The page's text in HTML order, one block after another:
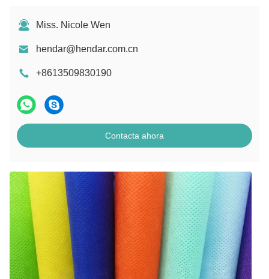
Miss. Nicole Wen
hendar@hendar.com.cn
+8613509830190
Contacta ahora